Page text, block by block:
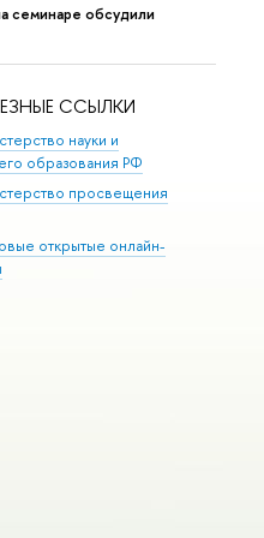
семинаре обсудили
ССЫЛКИ
науки и
образования РФ
просвещения
открытые онлайн-